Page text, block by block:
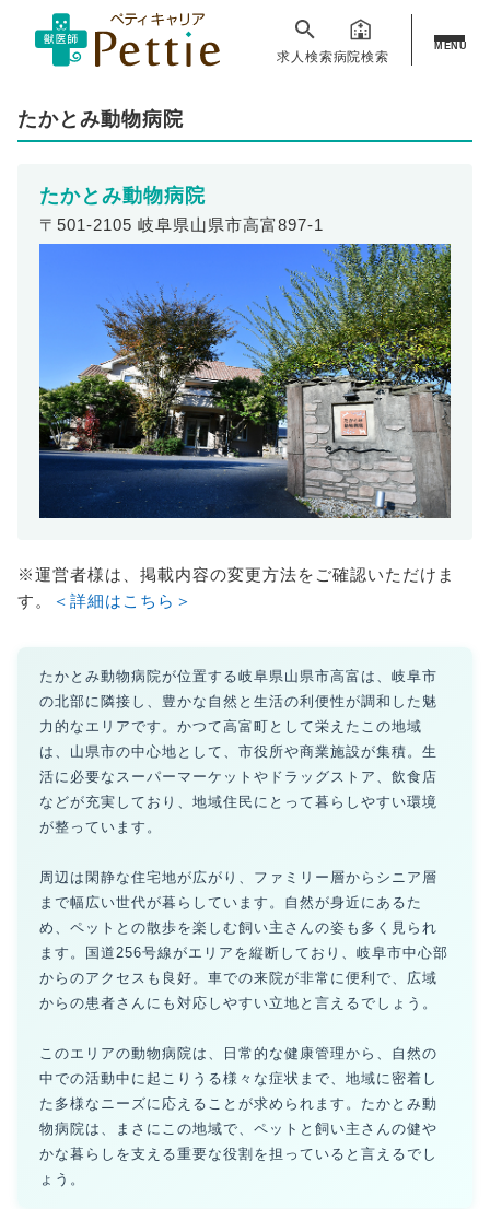
求人検索病院検索
MENU
たかとみ動物病院
たかとみ動物病院
〒501-2105 岐阜県山県市高富897-1
※運営者様は、掲載内容の変更方法をご確認いただけま
す。
＜詳細はこちら＞
たかとみ動物病院が位置する岐阜県山県市高富は、岐阜市
の北部に隣接し、豊かな自然と生活の利便性が調和した魅
力的なエリアです。かつて高富町として栄えたこの地域
は、山県市の中心地として、市役所や商業施設が集積。生
活に必要なスーパーマーケットやドラッグストア、飲食店
などが充実しており、地域住民にとって暮らしやすい環境
が整っています。
周辺は閑静な住宅地が広がり、ファミリー層からシニア層
まで幅広い世代が暮らしています。自然が身近にあるた
め、ペットとの散歩を楽しむ飼い主さんの姿も多く見られ
ます。国道256号線がエリアを縦断しており、岐阜市中心部
からのアクセスも良好。車での来院が非常に便利で、広域
からの患者さんにも対応しやすい立地と言えるでしょう。
このエリアの動物病院は、日常的な健康管理から、自然の
中での活動中に起こりうる様々な症状まで、地域に密着し
た多様なニーズに応えることが求められます。たかとみ動
物病院は、まさにこの地域で、ペットと飼い主さんの健や
かな暮らしを支える重要な役割を担っていると言えるでし
ょう。